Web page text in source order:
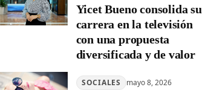
Yicet Bueno consolida su
carrera en la televisión
con una propuesta
diversificada y de valor
SOCIALES mayo 8, 2026